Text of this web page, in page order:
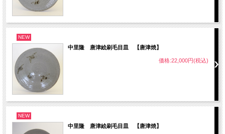
NEW
中里隆 唐津絵刷毛目皿 【唐津焼】
価格:22,000円(税込)
NEW
中里隆 唐津絵刷毛目皿 【唐津焼】